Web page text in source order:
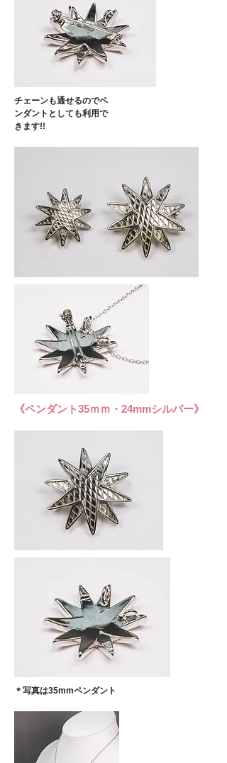
​チェーンも通せるのでペ
ンダント としても利用で
きます!!
​《ペンダント35ｍｍ・24mmシルバー》
​＊写真は35mmペンダント